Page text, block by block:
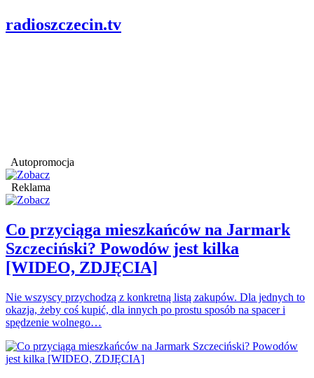
radioszczecin.tv
Autopromocja
Reklama
Co przyciąga mieszkańców na Jarmark
Szczeciński? Powodów jest kilka
[WIDEO, ZDJĘCIA]
Nie wszyscy przychodzą z konkretną listą zakupów. Dla jednych to
okazja, żeby coś kupić, dla innych po prostu sposób na spacer i
spędzenie wolnego…